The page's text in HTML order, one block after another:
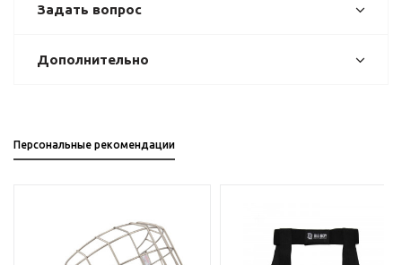
Задать вопрос
Дополнительно
Персональные рекомендации